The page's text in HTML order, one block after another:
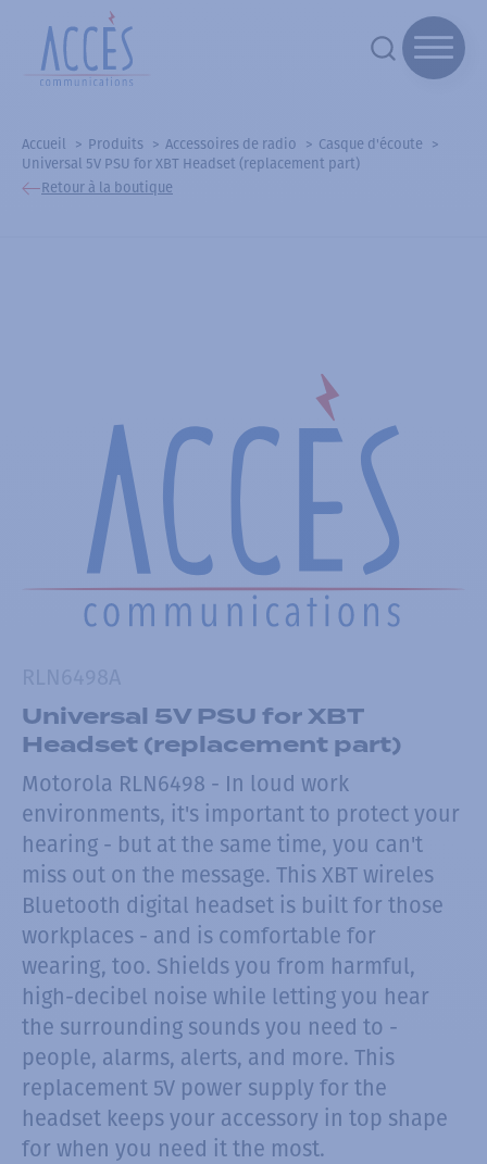
Accueil Produits Accessoires de radio
Casque d'écoute
Universal 5V PSU for XBT Headset (replacement part)
Retour à la boutique
Universal 5V PSU for XBT
Headset (replacement part)
Motorola RLN6498 - In loud work
environments, it's important to protect your
hearing - but at the same time, you can't
miss out on the message. This XBT wireles
Bluetooth digital headset is built for those
workplaces - and is comfortable for
wearing, too. Shields you from harmful,
high-decibel noise while letting you hear
the surrounding sounds you need to -
people, alarms, alerts, and more. This
replacement 5V power supply for the
headset keeps your accessory in top shape
for when you need it the most.